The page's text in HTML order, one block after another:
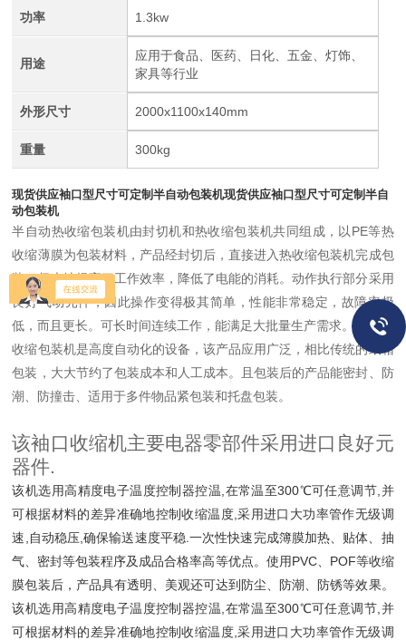
功率 1.3kw
用途
应用于食品、医药、日化、五金、灯饰、
家具等行业
外形尺寸 2000x1100x140mm
重量 300kg
现货供应袖口型尺寸可定制半自动包装机现货供应袖口型尺寸可定制半自
动包装机
半自动热收缩包装机由封切机和热收缩包装机共同组成，以PE等热
收缩薄膜为包装材料，产品经封切后，直接进入热收缩包装机完成包
装，极大地提高了工作效率，降低了电能的消耗。动作执行部分采用
良好气动元件，因此操作变得极其简单，性能非常稳定，故障率极
低，而且更长。可长时间连续工作，能满足大批量生产需求。
收缩包装机是高度自动化的设备，该产品应用广泛，相比传统的纸箱
包装，大大节约了包装成本和人工成本。且包装后的产品能密封、防
潮、防撞击、适用于多件物品紧包装和托盘包装。
该袖口收缩机主要电器零部件采用进口良好元
器件.
该机选用高精度电子温度控制器控温,在常温至300℃可任意调节,并
可根据材料的差异准确地控制收缩温度,采用进口大功率管作无级调
速,自动稳压,确保输送速度平稳.一次性快速完成簿膜加热、贴体、抽
气、密封等包装程序及成品合格率高等优点。使用PVC、POF等收缩
膜包装后，产品具有透明、美观还可达到防尘、防潮、防锈等效果。
该机选用高精度电子温度控制器控温,在常温至300℃可任意调节,并
可根据材料的差异准确地控制收缩温度,采用进口大功率管作无级调